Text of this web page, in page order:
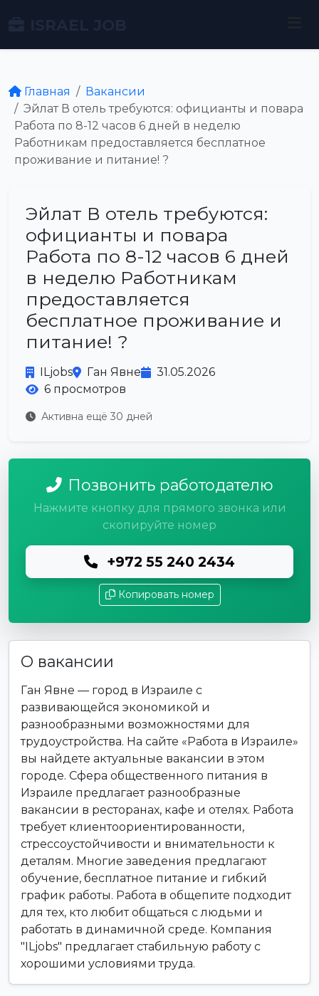
Главная
Вакансии
Эйлат В отель требуются: официанты и повара
Работа по 8-12 часов 6 дней в неделю
Работникам предоставляется бесплатное
проживание и питание! ?
Эйлат В отель требуются:
официанты и повара
Работа по 8-12 часов 6 дней
в неделю Работникам
предоставляется
бесплатное проживание и
питание! ?
ILjobs Ган Явне
31.05.2026
6 просмотров
Активна ещё 30 дней
Позвонить работодателю
Нажмите кнопку для прямого звонка или
скопируйте номер
+972 55 240 2434
Копировать номер
О вакансии
Ган Явне — город в Израиле с
развивающейся экономикой и
разнообразными возможностями для
трудоустройства. На сайте «Работа в Израиле»
вы найдете актуальные вакансии в этом
городе. Сфера общественного питания в
Израиле предлагает разнообразные
вакансии в ресторанах, кафе и отелях. Работа
требует клиентоориентированности,
стрессоустойчивости и внимательности к
деталям. Многие заведения предлагают
обучение, бесплатное питание и гибкий
график работы. Работа в общепите подходит
для тех, кто любит общаться с людьми и
работать в динамичной среде. Компания
"ILjobs" предлагает стабильную работу с
хорошими условиями труда.